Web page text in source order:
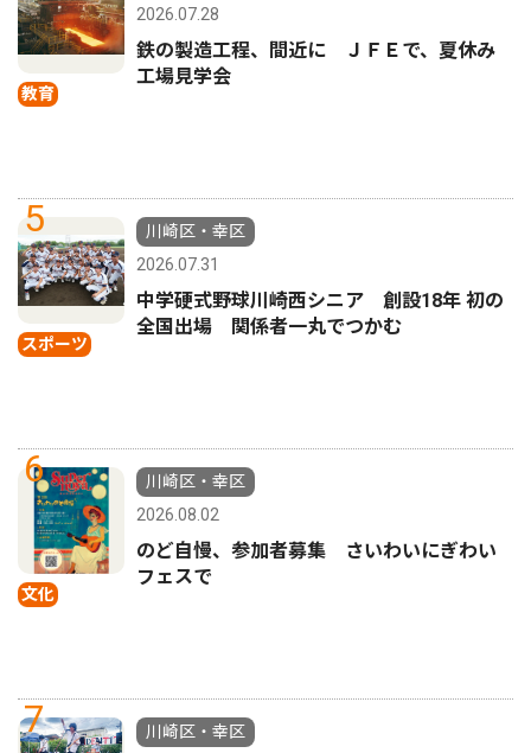
教育
2026.07.28
鉄の製造工程、間近に ＪＦＥで、夏休み
工場見学会
5
スポーツ
川崎区・幸区
2026.07.31
中学硬式野球川崎西シニア 創設18年 初の
全国出場 関係者一丸でつかむ
6
文化
川崎区・幸区
2026.08.02
のど自慢、参加者募集 さいわいにぎわい
フェスで
7
川崎区・幸区